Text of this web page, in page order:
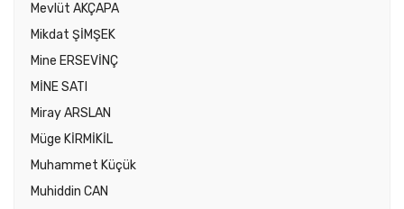
Mevlüt AKÇAPA
Mikdat ŞİMŞEK
Mine ERSEVİNÇ
MİNE SATI
Miray ARSLAN
Müge KİRMİKİL
Muhammet Küçük
Muhiddin CAN